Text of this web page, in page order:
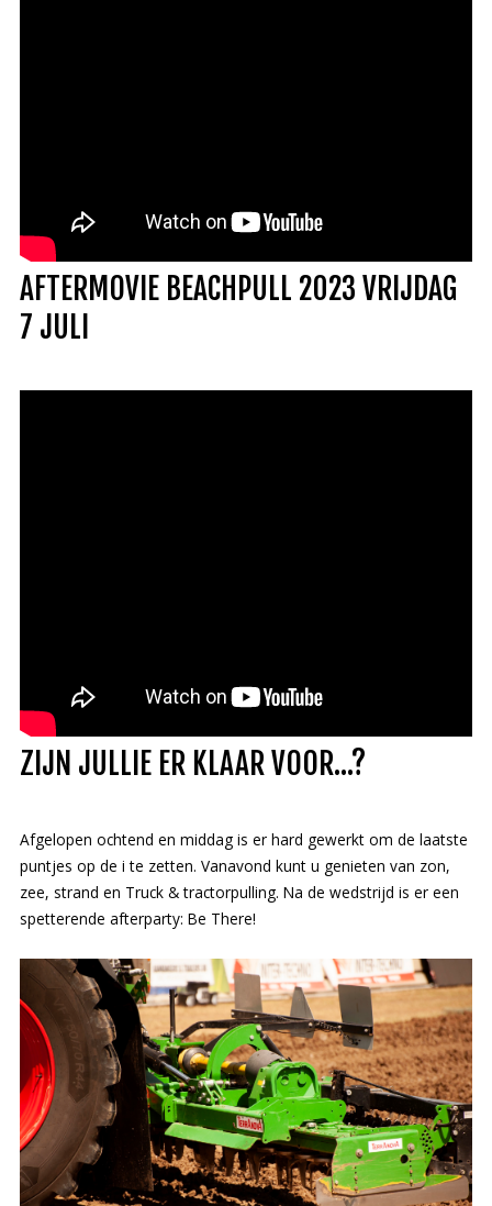
AFTERMOVIE BEACHPULL 2023 VRIJDAG
7 JULI
ZIJN JULLIE ER KLAAR VOOR...?
Afgelopen ochtend en middag is er hard gewerkt om de laatste
puntjes op de i te zetten. Vanavond kunt u genieten van zon,
zee, strand en Truck & tractorpulling. Na de wedstrijd is er een
spetterende afterparty: Be There!